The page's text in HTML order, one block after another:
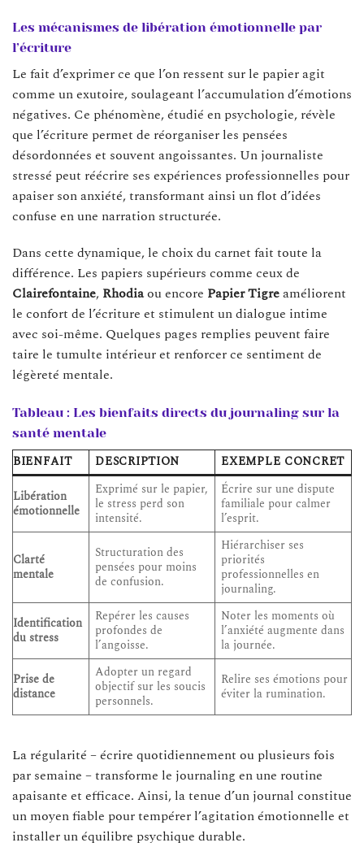
Les mécanismes de libération émotionnelle par
l’écriture
Le fait d’exprimer ce que l’on ressent sur le papier agit
comme un exutoire, soulageant l’accumulation d’émotions
négatives. Ce phénomène, étudié en psychologie, révèle
que l’écriture permet de réorganiser les pensées
désordonnées et souvent angoissantes. Un journaliste
stressé peut réécrire ses expériences professionnelles pour
apaiser son anxiété, transformant ainsi un flot d’idées
confuse en une narration structurée.
Dans cette dynamique, le choix du carnet fait toute la
différence. Les papiers supérieurs comme ceux de
Clairefontaine, Rhodiaou encore Papier Tigreaméliorent
le confort de l’écriture et stimulent un dialogue intime
avec soi-même. Quelques pages remplies peuvent faire
taire le tumulte intérieur et renforcer ce sentiment de
légèreté mentale.
Tableau : Les bienfaits directs du journaling sur la
santé mentale
BIENFAIT DESCRIPTION
EXEMPLE CONCRET
Libération
émotionnelle
Exprimé sur le papier,
le stress perd son
intensité.
Écrire sur une dispute
familiale pour calmer
l’esprit.
Clarté
mentale
Structuration des
pensées pour moins
de confusion.
Hiérarchiser ses
priorités
professionnelles en
journaling.
Identification
du stress
Repérer les causes
profondes de
l’angoisse.
Noter les moments où
l’anxiété augmente dans
la journée.
Prise de
distance
Adopter un regard
objectif sur les soucis
personnels.
Relire ses émotions pour
éviter la rumination.
La régularité – écrire quotidiennement ou plusieurs fois
par semaine – transforme le journaling en une routine
apaisante et efficace. Ainsi, la tenue d’un journal constitue
un moyen fiable pour tempérer l’agitation émotionnelle et
installer un équilibre psychique durable.